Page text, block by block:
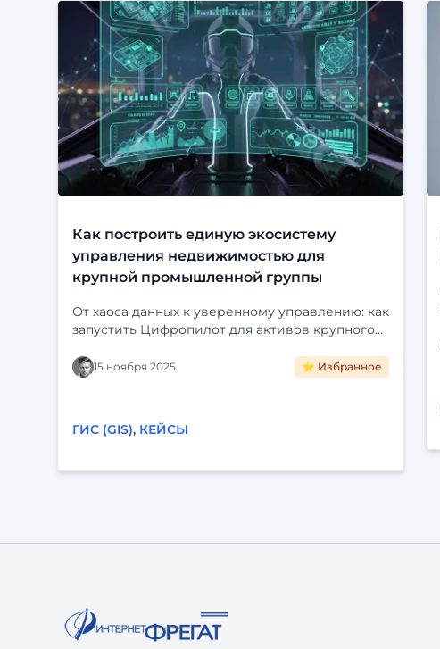
Как построить единую экосистему
управления недвижимостью для
крупной промышленной группы
От хаоса данных к уверенному управлению: как
запустить Цифропилот для активов крупного
карте и автоматизация рутины. Читайте кейс
внедрения «Фарватер-Активы».
15 ноября 2025 ⭐ Избранное
ГИС (GIS), КЕЙСЫ